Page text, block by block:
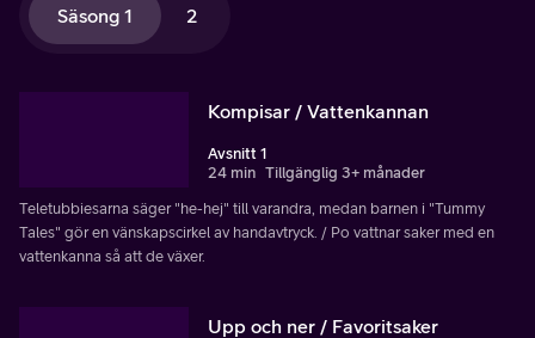
Säsong 1 2
Kompisar / Vattenkannan
Avsnitt 1
24 min Tillgänglig 3+ månader
Teletubbiesarna säger "he-hej" till varandra, medan barnen i "Tummy
Tales" gör en vänskapscirkel av handavtryck. / Po vattnar saker med en
vattenkanna så att de växer.
Upp och ner / Favoritsaker